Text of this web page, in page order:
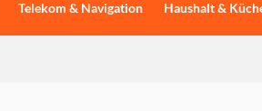
Telekom & Navigation Haushalt &